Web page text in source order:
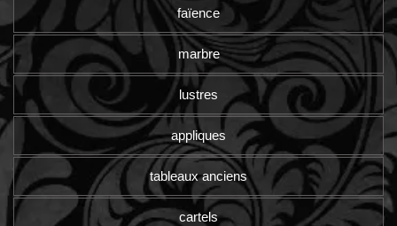
faïence
marbre
lustres
appliques
tableaux anciens
cartels